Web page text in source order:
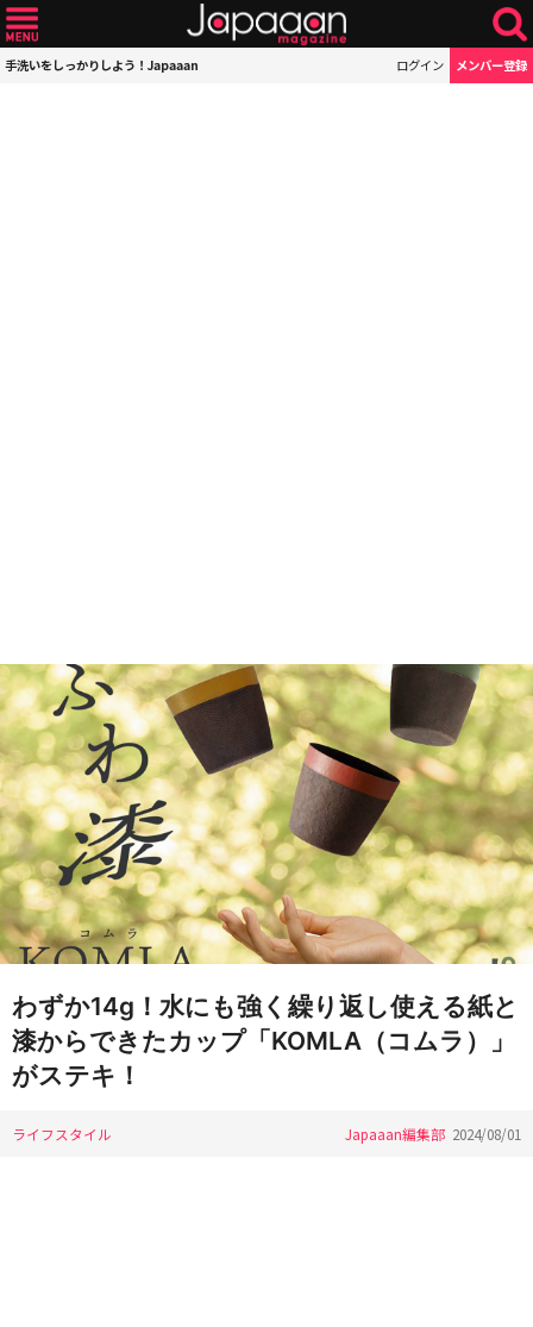
手洗いをしっかりしよう！Japaaan ログイン メンバー登録
わずか14g！水にも強く繰り返し使える紙と
漆からできたカップ「KOMLA（コムラ）」
がステキ！
ライフスタイル Japaaan編集部 2024/08/01